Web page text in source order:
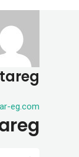
eg.com